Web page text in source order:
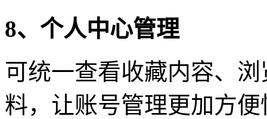
8、个人中心管理
可统一查看收藏内容、
料，让账号管理更加方便